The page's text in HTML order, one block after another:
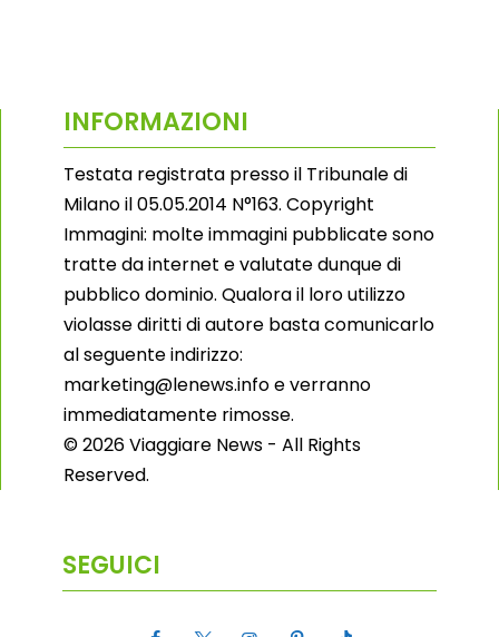
INFORMAZIONI
Testata registrata presso il Tribunale di
Milano il 05.05.2014 N°163. Copyright
Immagini: molte immagini pubblicate sono
tratte da internet e valutate dunque di
pubblico dominio. Qualora il loro utilizzo
violasse diritti di autore basta comunicarlo
al seguente indirizzo:
marketing@lenews.info e verranno
immediatamente rimosse.
© 2026 Viaggiare News - All Rights
Reserved.
SEGUICI